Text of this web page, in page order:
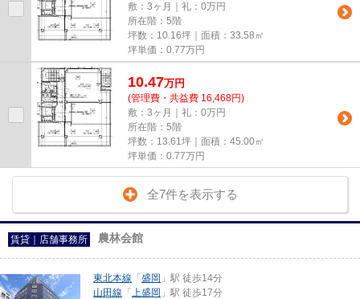
敷：3ヶ月｜礼：0万円
所在階：5階
坪数：10.16坪｜面積：33.58㎡
坪単価： 0.77万円
10.47万円
(管理費・共益費 16,468円)
敷：3ヶ月｜礼：0万円
所在階：5階
坪数：13.61坪｜面積：45.00㎡
坪単価： 0.77万円
全7件を表示する
賃貸｜店舗事務所 農林会館
東北本線 「 盛岡 」駅 徒歩14分
山田線 「 上盛岡 」駅 徒歩17分